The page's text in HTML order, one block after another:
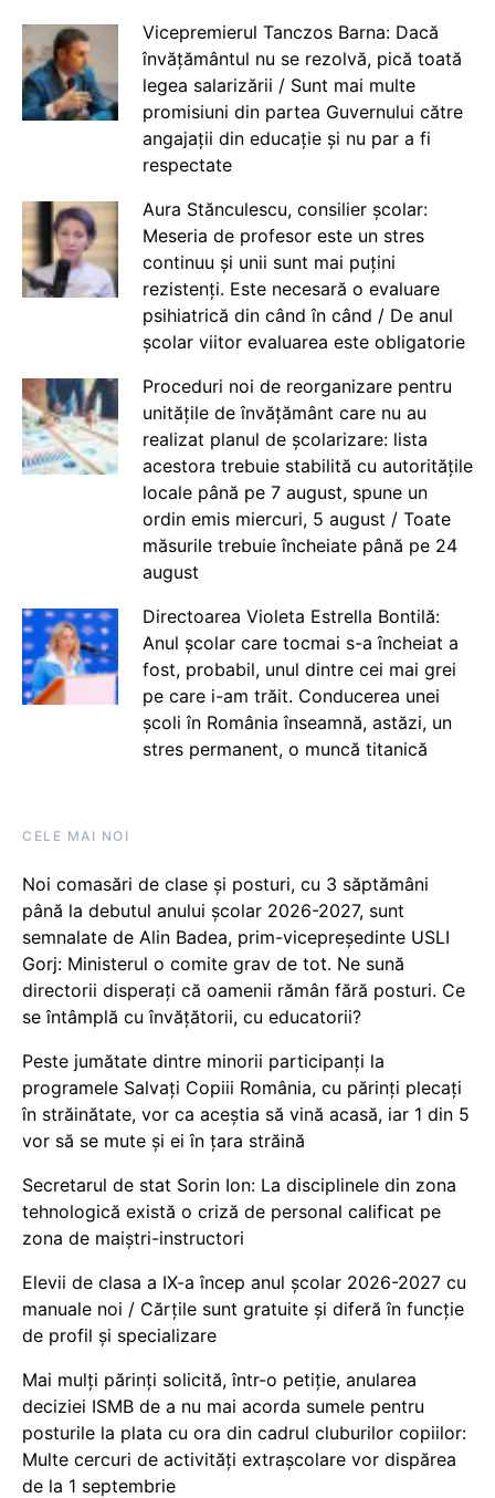
Vicepremierul Tanczos Barna: Dacă
învățământul nu se rezolvă, pică toată
legea salarizării / Sunt mai multe
promisiuni din partea Guvernului către
angajații din educație și nu par a fi
respectate
Aura Stănculescu, consilier școlar:
Meseria de profesor este un stres
continuu și unii sunt mai puțini
rezistenți. Este necesară o evaluare
psihiatrică din când în când / De anul
școlar viitor evaluarea este obligatorie
Proceduri noi de reorganizare pentru
unitățile de învățământ care nu au
realizat planul de școlarizare: lista
acestora trebuie stabilită cu autoritățile
locale până pe 7 august, spune un
ordin emis miercuri, 5 august / Toate
măsurile trebuie încheiate până pe 24
august
Directoarea Violeta Estrella Bontilă:
Anul școlar care tocmai s-a încheiat a
fost, probabil, unul dintre cei mai grei
pe care i-am trăit. Conducerea unei
școli în România înseamnă, astăzi, un
stres permanent, o muncă titanică
CELE MAI NOI
Noi comasări de clase și posturi, cu 3 săptămâni
până la debutul anului școlar 2026-2027, sunt
semnalate de Alin Badea, prim-vicepreședinte USLI
Gorj: Ministerul o comite grav de tot. Ne sună
directorii disperați că oamenii rămân fără posturi. Ce
se întâmplă cu învățătorii, cu educatorii?
Peste jumătate dintre minorii participanți la
programele Salvați Copiii România, cu părinți plecați
în străinătate, vor ca aceștia să vină acasă, iar 1 din 5
vor să se mute și ei în țara străină
Secretarul de stat Sorin Ion: La disciplinele din zona
tehnologică există o criză de personal calificat pe
zona de maiștri-instructori
Elevii de clasa a IX-a încep anul școlar 2026-2027 cu
manuale noi / Cărțile sunt gratuite și diferă în funcție
de profil și specializare
Mai mulți părinți solicită, într-o petiție, anularea
deciziei ISMB de a nu mai acorda sumele pentru
posturile la plata cu ora din cadrul cluburilor copiilor:
Multe cercuri de activități extrașcolare vor dispărea
de la 1 septembrie